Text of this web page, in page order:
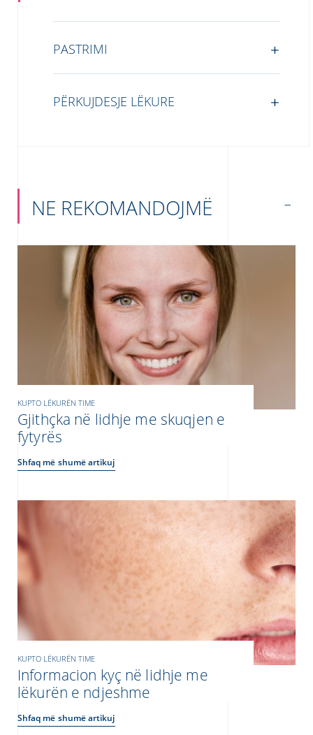
PASTRIMI
PËRKUJDESJE LËKURE
NE REKOMANDOJMË
KUPTO LËKURËN TIME
Gjithçka në lidhje me skuqjen e
fytyrës
Shfaq më shumë artikuj
KUPTO LËKURËN TIME
Informacion kyç në lidhje me
lëkurën e ndjeshme
Shfaq më shumë artikuj